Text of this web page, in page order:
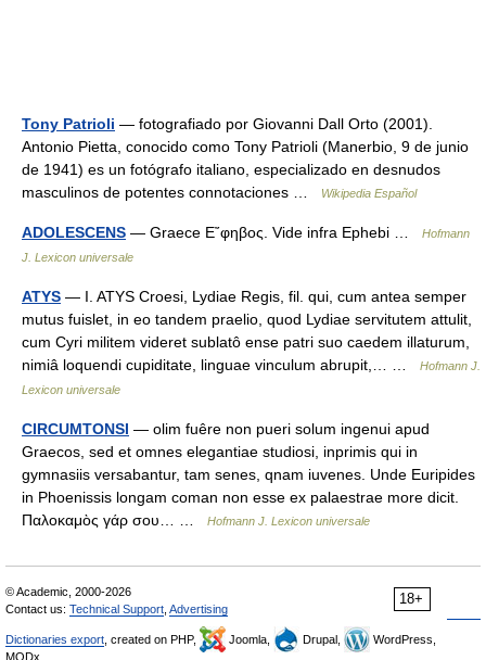
Tony Patrioli — fotografiado por Giovanni Dall Orto (2001).
Antonio Pietta, conocido como Tony Patrioli (Manerbio, 9 de junio
de 1941) es un fotógrafo italiano, especializado en desnudos
masculinos de potentes connotaciones …
Wikipedia Español
ADOLESCENS — Graece Ε῎φηβος. Vide infra Ephebi …
Hofmann
J. Lexicon universale
ATYS — I. ATYS Croesi, Lydiae Regis, fil. qui, cum antea semper
mutus fuislet, in eo tandem praelio, quod Lydiae servitutem attulit,
cum Cyri militem videret sublatô ense patri suo caedem illaturum,
nimiâ loquendi cupiditate, linguae vinculum abrupit,… …
Hofmann J.
Lexicon universale
CIRCUMTONSI — olim fuêre non pueri solum ingenui apud
Graecos, sed et omnes elegantiae studiosi, inprimis qui in
gymnasiis versabantur, tam senes, qnam iuvenes. Unde Euripides
in Phoenissis longam coman non esse ex palaestrae more dicit.
Παλοκαμὸς γάρ σου… …
Hofmann J. Lexicon universale
18+
© Academic, 2000-2026
Contact us: Technical Support Advertising
Dictionaries export , created on PHP, Joomla, Drupal,
WordPress,
MODx.